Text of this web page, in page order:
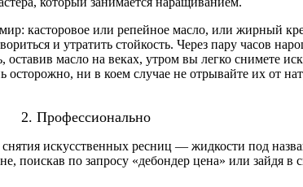
касторовое или репейное масло, или жирный
и утратить стойкость. Через пару часов
масло на веках, утром вы легко снимете
ни в коем случае не отрывайте их от
2. Профессионально
искусственных ресниц — жидкости под
поискав по запросу «дебондер цена» или зайдя